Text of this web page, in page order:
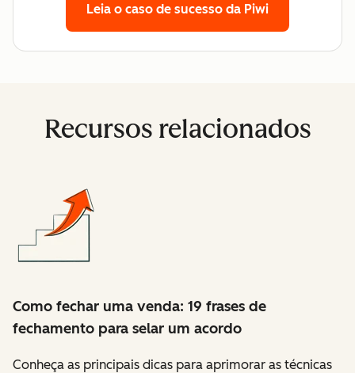
Leia o caso de sucesso da Piwi
Recursos relacionados
Como fechar uma venda: 19 frases de
fechamento para selar um acordo
Conheça as principais dicas para aprimorar as técnicas